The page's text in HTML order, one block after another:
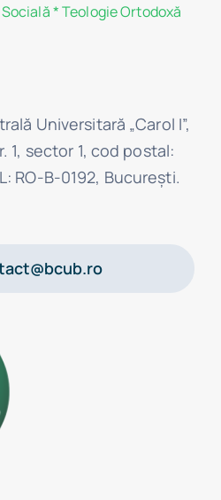
*Teologie Ortodoxă
Universitară „Carol I”,
1, sector 1, cod postal:
RO-B-0192, Bucureşti.